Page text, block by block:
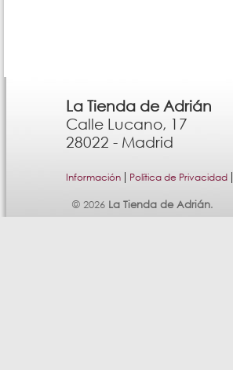
La Tienda de Adrián
Calle Lucano, 17
28022 - Madrid
Información| Política de Privacidad|
© 2026 La Tienda de Adrián.